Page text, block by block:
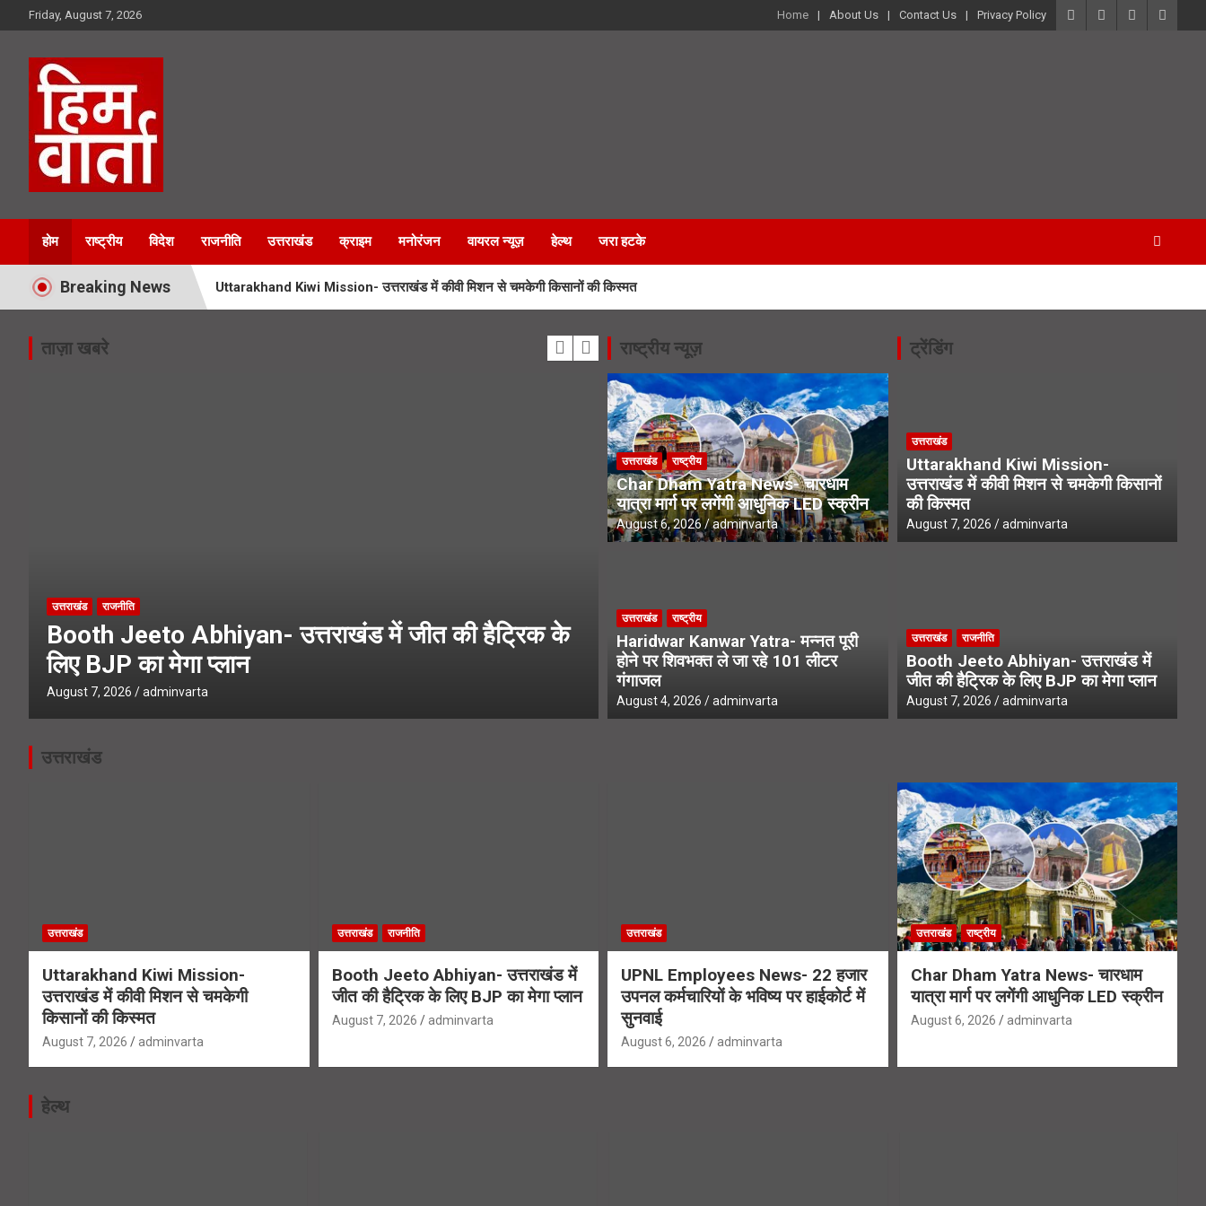
to
Friday, August 7, 2026 Home About Us Contact Us Privacy Policy
Him Varta
होम राष्ट्रीय विदेश राजनीति उत्तराखंड क्राइम मनोरंजन वायरल न्यूज़ हेल्थ जरा हटके
Breaking News Uttarakhand Kiwi Mission- उत्तराखंड में कीवी मिशन से चमकेगी किसानों की किस्मत
UPNL Employees News- 22 हजार उपनल कर्मचारियों के भविष्य पर हाईकोर्ट में सुनवाई
Char Dham Yatra News- चारधाम यात्रा मार्ग पर लगेंगी आधुनिक LED स्क्रीन
SIR Notice- 19 लाख लोगों तक पहुंचे एसआईआर नोटिस, अनमैप्ड वोटरों पर विशेष फोकस
ताज़ा खबरे
उत्तराखंड राजनीति
Booth Jeeto Abhiyan- उत्तराखंड में जीत की हैट्रिक के
लिए BJP का मेगा प्लान
August 7, 2026 adminvarta
उत्तराखंड
UPNL Employees News- 22 हजार उपनल कर्मचारियों
के भविष्य पर हाईकोर्ट में सुनवाई
राष्ट्रीय न्यूज़
उत्तराखंड राष्ट्रीय
Char Dham Yatra News- चारधाम
यात्रा मार्ग पर लगेंगी आधुनिक LED स्क्रीन
August 6, 2026 adminvarta
उत्तराखंड राष्ट्रीय
Haridwar Kanwar Yatra- मन्नत पूरी
होने पर शिवभक्त ले जा रहे 101 लीटर
गंगाजल
August 4, 2026 adminvarta
ट्रेंडिंग
उत्तराखंड
Uttarakhand Kiwi Mission-
उत्तराखंड में कीवी मिशन से चमकेगी किसानों
की किस्मत
August 7, 2026 adminvarta
उत्तराखंड राजनीति
Booth Jeeto Abhiyan- उत्तराखंड में
जीत की हैट्रिक के लिए BJP का मेगा प्लान
August 7, 2026 adminvarta
उत्तराखंड
उत्तराखंड
Uttarakhand Kiwi Mission-
उत्तराखंड में कीवी मिशन से चमकेगी
किसानों की किस्मत
August 7, 2026 adminvarta
उत्तराखंड राजनीति
Booth Jeeto Abhiyan- उत्तराखंड में
जीत की हैट्रिक के लिए BJP का मेगा प्लान
August 7, 2026 adminvarta
उत्तराखंड
UPNL Employees News- 22 हजार
उपनल कर्मचारियों के भविष्य पर हाईकोर्ट में
सुनवाई
August 6, 2026 adminvarta
उत्तराखंड राष्ट्रीय
Char Dham Yatra News- चारधाम
यात्रा मार्ग पर लगेंगी आधुनिक LED स्क्रीन
August 6, 2026 adminvarta
हेल्थ